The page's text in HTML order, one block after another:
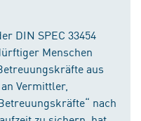
DIN SPEC 33454
Menschen
aus
Vermittler,
nach